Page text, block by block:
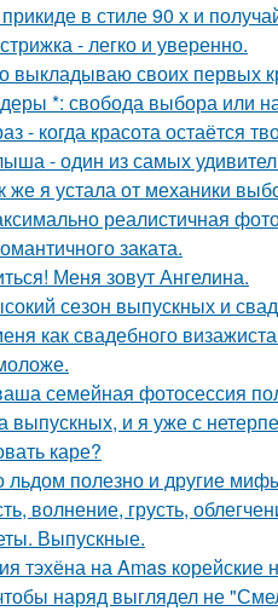
в стиле 90 х и
- легко и уверенно.
выкладываю своих первых
*: свобода выбора или
- когда красота остаётся
- один из самых
же я устала от механики
реалистичная
заката.
Меня зовут Ангелина.
сезон выпускных и
как свадебного
семейная фотосессия
выпускных, и я уже с
каре?
льдом полезно и другие
волнение, грусть,
Выпускные.
тэхёна на Amas корейские
наряд выглядел не